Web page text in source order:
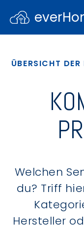
ÜBERSICHT
Welchen
du? Triff
Hersteller